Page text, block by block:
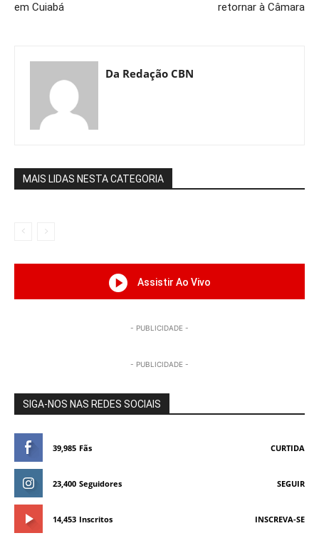
em Cuiabá
retornar à Câmara
Da Redação CBN
MAIS LIDAS NESTA CATEGORIA
Assistir Ao Vivo
- PUBLICIDADE -
- PUBLICIDADE -
SIGA-NOS NAS REDES SOCIAIS
39,985 Fãs CURTIDA
23,400 Seguidores SEGUIR
14,453 Inscritos INSCREVA-SE